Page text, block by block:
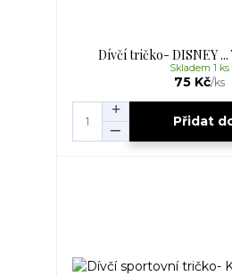
Dívčí tričko- DISNEY ...
75 Kč/ks
Skladem 1 ks
Přidat